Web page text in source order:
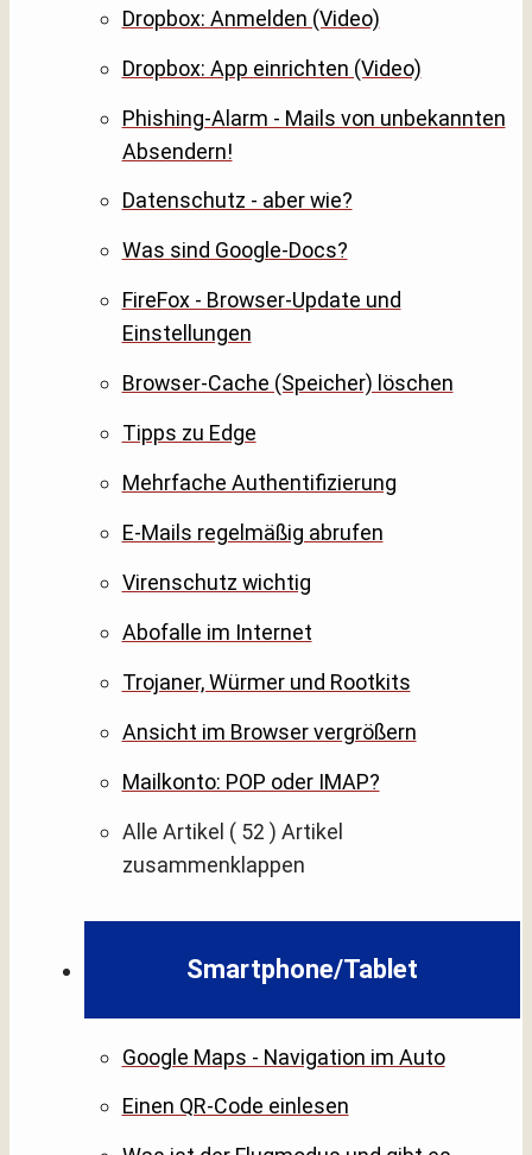
Dropbox: Anmelden (Video)
Dropbox: App einrichten (Video)
Phishing-Alarm - Mails von unbekannten
Absendern!
Datenschutz - aber wie?
Was sind Google-Docs?
FireFox - Browser-Update und
Einstellungen
Browser-Cache (Speicher) löschen
Tipps zu Edge
Mehrfache Authentifizierung
E-Mails regelmäßig abrufen
Virenschutz wichtig
Abofalle im Internet
Trojaner, Würmer und Rootkits
Ansicht im Browser vergrößern
Mailkonto: POP oder IMAP?
Alle Artikel ( 52 ) Artikel
zusammenklappen
Smartphone/Tablet
Google Maps - Navigation im Auto
Einen QR-Code einlesen